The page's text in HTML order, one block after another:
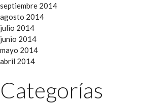
septiembre 2014
agosto 2014
julio 2014
junio 2014
mayo 2014
abril 2014
Categorías